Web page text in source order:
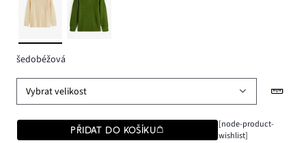
šedobéžová
Vybrat velikost
PŘIDAT DO KOŠÍKU
[node-product-
wishlist]